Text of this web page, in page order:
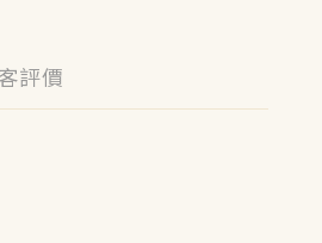
評價